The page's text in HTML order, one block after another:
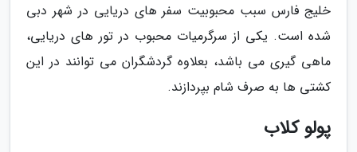
خلیج فارس سبب محبوبیت سفر های دریایی در شهر دبی
شده است. یکی از سرگرمیات محبوب در تور های دریایی،
ماهی گیری می باشد، بعلاوه گردشگران می توانند در این
کشتی ها به صرف شام بپردازند.
پولو کلاب